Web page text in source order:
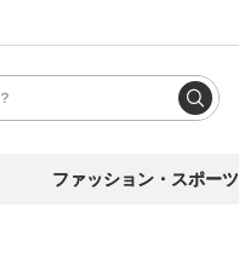
ファッション・スポーツ